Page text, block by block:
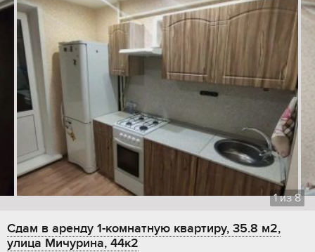
1из8
Сдам в аренду 1-комнатную квартиру, 35.8 м2,
улица Мичурина, 44к2